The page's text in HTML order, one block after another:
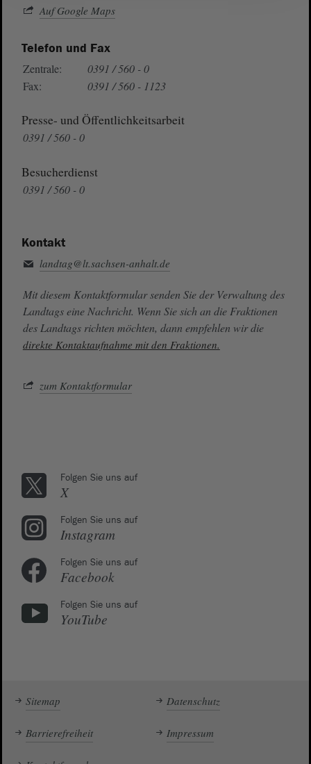
Auf Google Maps
Telefon und Fax
Zentrale:
0391 / 560 - 0
Fax:
0391 / 560 - 1123
Presse- und Öffentlichkeitsarbeit
0391 / 560 - 0
Besucherdienst
0391 / 560 - 0
Kontakt
landtag@lt.sachsen-anhalt.de
Mit diesem Kontaktformular senden Sie der Verwaltung des
Landtags eine Nachricht. Wenn Sie sich an die Fraktionen
des Landtags richten möchten, dann empfehlen wir die
direkte Kontaktaufnahme mit den Fraktionen.
zum Kontaktformular
Folgen Sie uns auf
X
Folgen Sie uns auf
Instagram
Folgen Sie uns auf
Facebook
Folgen Sie uns auf
YouTube
Sitemap Datenschutz
Barrierefreiheit Impressum